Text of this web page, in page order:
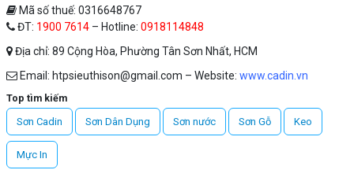
Mã số thuế: 0316648767
ĐT: 1900 7614 – Hotline: 0918114848
Địa chỉ: 89 Cộng Hòa, Phường Tân Sơn Nhất, HCM
Email: htpsieuthison@gmail.com – Website: www.cadin.vn
Top tìm kiếm
Sơn Cadin
Sơn Dân Dụng Sơn nước Sơn Gỗ Keo
Mực In